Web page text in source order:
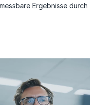
Ergebnisse durch